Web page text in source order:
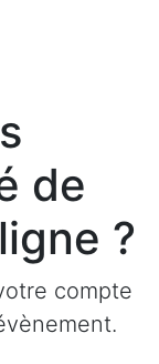
de
?
compte